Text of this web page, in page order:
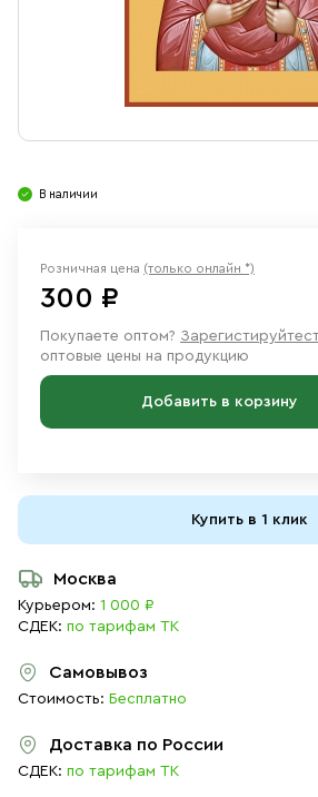
Ювелирные изделия
В наличии
Розничная цена (только онлайн *)
300 ₽
Покупаете оптом?
оптовые цены на продукцию
Добавить в корзину
Купить в 1 клик
Москва
Курьером: 1 000 ₽
СДЕК: по тарифам ТК
Самовывоз
Стоимость: Бесплатно
Доставка по России
СДЕК: по тарифам ТК